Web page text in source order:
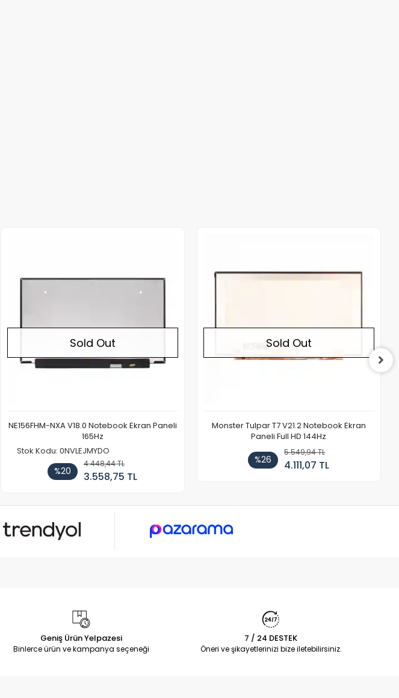
Sold Out
NE156FHM-NXA V18.0 Notebook Ekran Paneli
165Hz
Stok Kodu: 0NVLEJMYDO
%20
4.448,44 TL
3.558,75 TL
Sold Out
Monster Tulpar T7 V21.2 Notebook Ekran
Paneli Full HD 144Hz
%26
5.549,94 TL
4.111,07 TL
Geniş Ürün Yelpazesi
Binlerce ürün ve kampanya seçeneği
7 / 24 DESTEK
Öneri ve şikayetlerinizi bize iletebilirsiniz.